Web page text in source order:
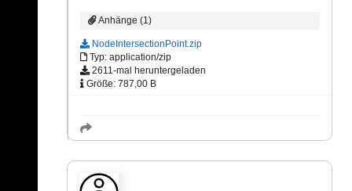
Anhänge (1)
NodeIntersectionPoint.zip
Typ: application/zip
2611-mal heruntergeladen
Größe: 787,00 B